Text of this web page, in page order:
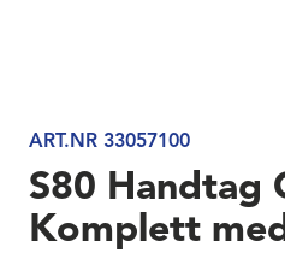
ART.NR 33057100
S80 Handtag
Komplett